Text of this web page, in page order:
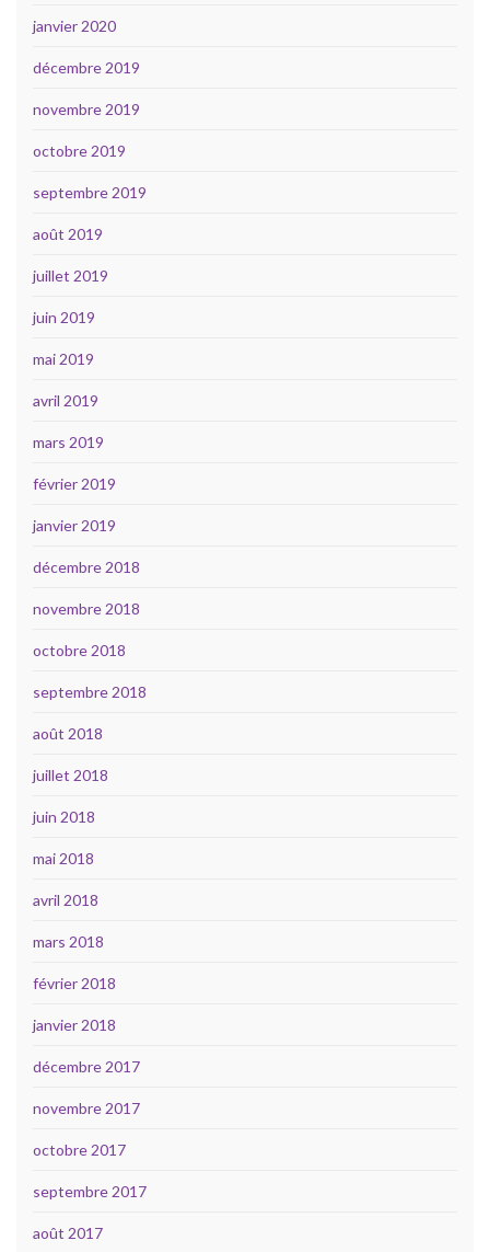
janvier 2020
décembre 2019
novembre 2019
octobre 2019
septembre 2019
août 2019
juillet 2019
juin 2019
mai 2019
avril 2019
mars 2019
février 2019
janvier 2019
décembre 2018
novembre 2018
octobre 2018
septembre 2018
août 2018
juillet 2018
juin 2018
mai 2018
avril 2018
mars 2018
février 2018
janvier 2018
décembre 2017
novembre 2017
octobre 2017
septembre 2017
août 2017